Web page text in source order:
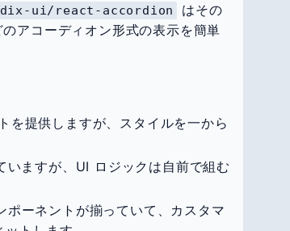
ui/react-accordion
はその
アコーディオン形式の表示を簡単
を提供しますが、スタイルを一から
いますが、UI ロジックは自前で組む
ーネントが揃っていて、カスタマ